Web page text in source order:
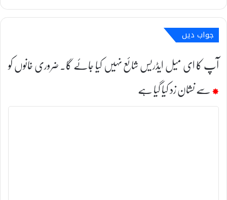
جواب دیں
آپ کا ای میل ایڈریس شائع نہیں کیا جائے گا۔ضروری خانوں کو
*سے نشان زد کیا گیا ہے
ت